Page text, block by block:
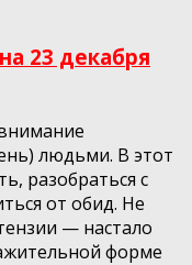
23 декабря
людьми. В этот
разобраться с
от обид. Не
— настало
форме